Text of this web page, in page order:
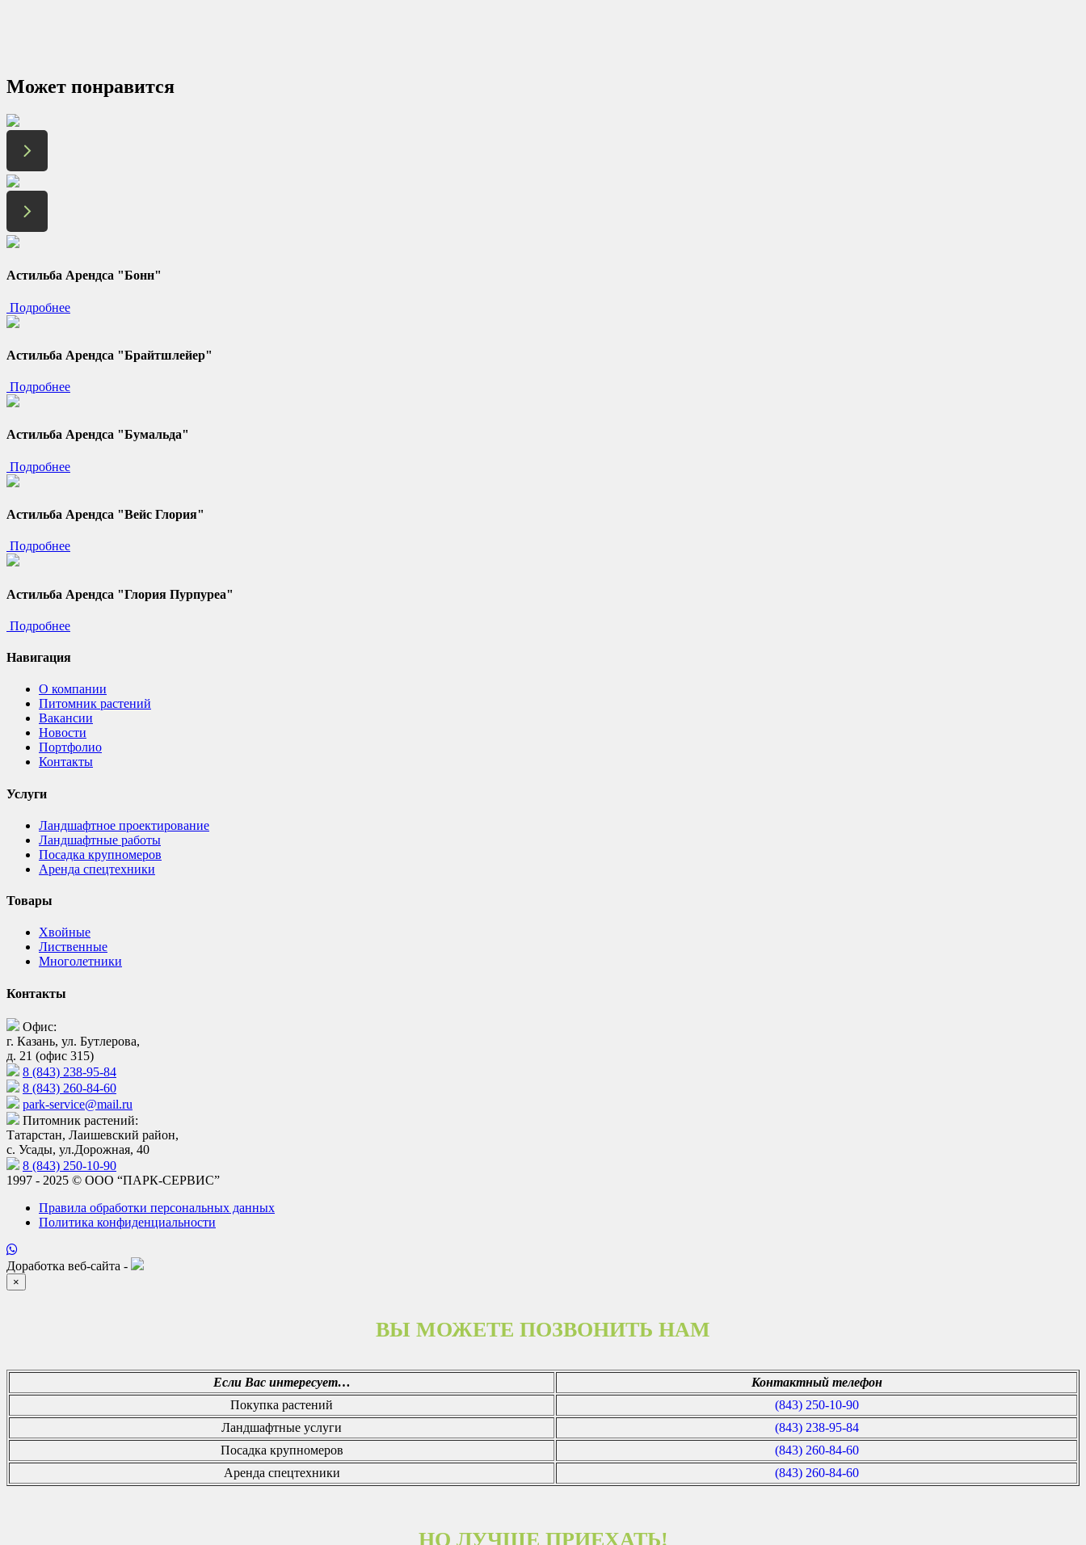
Может понравится
Астильба Арендса "Бонн"
Подробнее
Астильба Арендса "Брайтшлейер"
Подробнее
Астильба Арендса "Бумальда"
Подробнее
Астильба Арендса "Вейс Глория"
Подробнее
Астильба Арендса "Глория Пурпуреа"
Подробнее
Навигация
О компании
Питомник растений
Вакансии
Новости
Портфолио
Контакты
Услуги
Ландшафтное проектирование
Ландшафтные работы
Посадка крупномеров
Аренда спецтехники
Товары
Хвойные
Лиственные
Многолетники
Контакты
Офис:
г. Казань, ул. Бутлерова,
д. 21 (офис 315)
8 (843) 238-95-84
8 (843) 260-84-60
park-service@mail.ru
Питомник растений:
Татарстан, Лаишевский район,
с. Усады, ул.Дорожная, 40
8 (843) 250-10-90
1997 - 2025 © ООО “ПАРК-СЕРВИС”
Правила обработки персональных данных
Политика конфиденциальности
Доработка веб-сайта -
×
ВЫ МОЖЕТЕ ПОЗВОНИТЬ НАМ
Если Вас интересует…
Контактный телефон
Покупка растений
(843) 250-10-90
Ландшафтные услуги
(843) 238-95-84
Посадка крупномеров
(843) 260-84-60
Аренда спецтехники
(843) 260-84-60
НО ЛУЧШЕ ПРИЕХАТЬ!